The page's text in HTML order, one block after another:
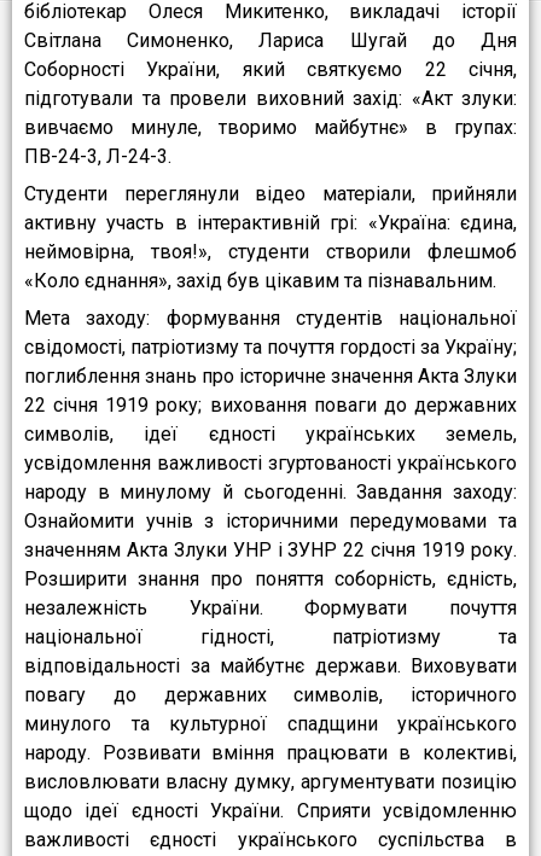
бібліотекар Олеся Микитенко, викладачі історії
Світлана Симоненко, Лариса Шугай до Дня
Соборності України, який святкуємо 22 січня,
підготували та провели виховний захід: «Акт злуки:
вивчаємо минуле, творимо майбутнє» в групах:
ПВ-24-3, Л-24-3.
Студенти переглянули відео матеріали, прийняли
активну участь в інтерактивній грі: «Україна: єдина,
неймовірна, твоя!», студенти створили флешмоб
«Коло єднання», захід був цікавим та пізнавальним.
Мета заходу: формування студентів національної
свідомості, патріотизму та почуття гордості за Україну;
поглиблення знань про історичне значення Акта Злуки
22 січня 1919 року; виховання поваги до державних
символів, ідеї єдності українських земель,
усвідомлення важливості згуртованості українського
народу в минулому й сьогоденні. Завдання заходу:
Ознайомити учнів з історичними передумовами та
значенням Акта Злуки УНР і ЗУНР 22 січня 1919 року.
Розширити знання про поняття соборність, єдність,
незалежність України. Формувати почуття
національної гідності, патріотизму та
відповідальності за майбутнє держави. Виховувати
повагу до державних символів, історичного
минулого та культурної спадщини українського
народу. Розвивати вміння працювати в колективі,
висловлювати власну думку, аргументувати позицію
щодо ідеї єдності України. Сприяти усвідомленню
важливості єдності українського суспільства в